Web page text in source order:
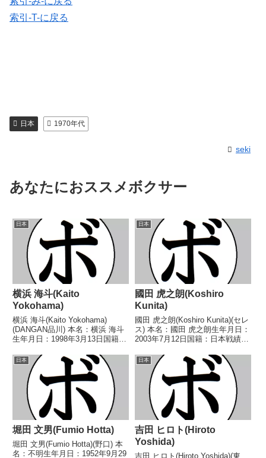
索引-T-に戻る
日本 1970年代
seki
あなたにおススメボクサー
日本
横浜 海斗(Kaito
Yokohama)
横浜 海斗(Kaito Yokohama)
(DANGAN品川) 本名：横浜 海斗
生年月日：1998年3月13日国籍：
トル】なし 【戦歴】
2025/02/06 △4R判定 0-1(38-
38、37-39、38...
日本
國田 虎之朗(Koshiro
Kunita)
國田 虎之朗(Koshiro Kunita)(セレ
ス) 本名：國田 虎之朗生年月日：
2003年7月12日国籍：日本戦績：
し 【戦歴】■2024年度東日本ス
ーパーフライ級新人王準々決勝
2024/07/31 ●4...
日本
堀田 文男(Fumio Hotta)
堀田 文男(Fumio Hotta)(野口) 本
名：不明生年月日：1952年9月29
日本
吉田 ヒロト(Hiroto
Yoshida)
吉田 ヒロト(Hiroto Yoshida)(東